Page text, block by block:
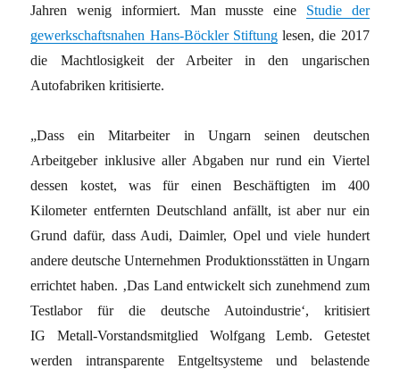
Jahren wenig informiert. Man musste eine Studie der
gewerkschaftsnahen Hans-Böckler Stiftunglesen, die 2017
die Machtlosigkeit der Arbeiter in den ungarischen
Autofabriken kritisierte.
„Dass ein Mitarbeiter in Ungarn seinen deutschen
Arbeitgeber inklusive aller Abgaben nur rund ein Viertel
dessen kostet, was für einen Beschäftigten im 400
Kilometer entfernten Deutschland anfällt, ist aber nur ein
Grund dafür, dass Audi, Daimler, Opel und viele hundert
andere deutsche Unternehmen Produktionsstätten in Ungarn
errichtet haben. ‚Das Land entwickelt sich zunehmend zum
Testlabor für die deutsche Autoindustrie‘, kritisiert
IG Metall-Vorstandsmitglied Wolfgang Lemb. Getestet
werden intransparente Entgeltsysteme und belastende